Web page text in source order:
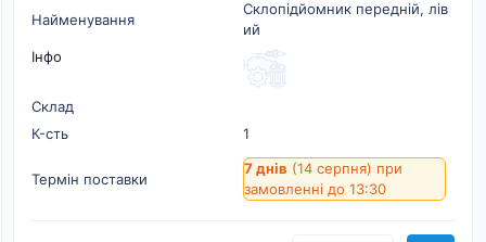
Найменування
Склопiдйомник переднiй, лiв
ий
Інфо
Склад
К-cть
1
Термін поставки
7 днів (14 серпня) при
замовленні до 13:30